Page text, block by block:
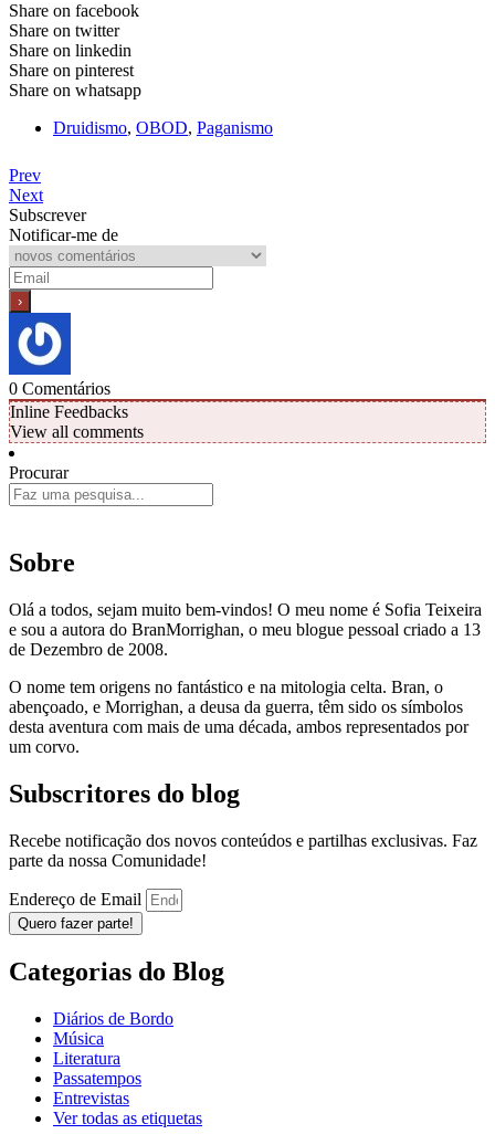
Share on facebook
Share on twitter
Share on linkedin
Share on pinterest
Share on whatsapp
Druidismo, OBOD, Paganismo
Prev
Next
Subscrever
Notificar-me de
0 Comentários
Inline Feedbacks
View all comments
Procurar
Sobre
Olá a todos, sejam muito bem-vindos! O meu nome é Sofia Teixeira
e sou a autora do BranMorrighan, o meu blogue pessoal criado a 13
de Dezembro de 2008.
O nome tem origens no fantástico e na mitologia celta. Bran, o
abençoado, e Morrighan, a deusa da guerra, têm sido os símbolos
desta aventura com mais de uma década, ambos representados por
um corvo.
Subscritores do blog
Recebe notificação dos novos conteúdos e partilhas exclusivas. Faz
parte da nossa Comunidade!
Endereço de Email
Quero fazer parte!
Categorias do Blog
Diários de Bordo
Música
Literatura
Passatempos
Entrevistas
Ver todas as etiquetas